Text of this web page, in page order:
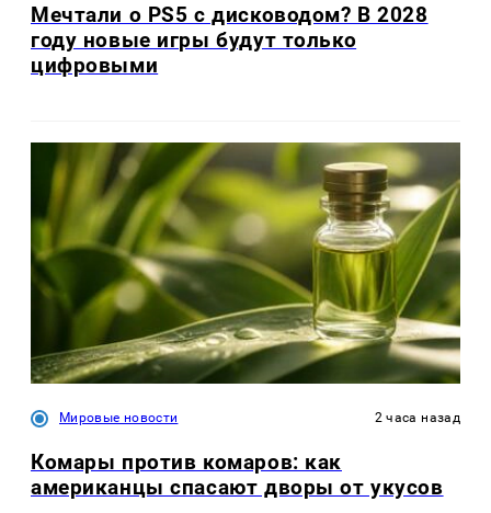
Мечтали о PS5 с дисководом? В 2028
году новые игры будут только
цифровыми
Мировые новости 2 часа назад
Комары против комаров: как
американцы спасают дворы от укусов